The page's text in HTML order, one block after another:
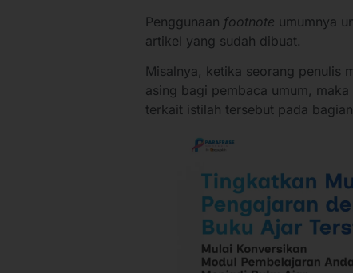
Penggunaan footnote umumnya
artikel yang sudah dibuat.
Misalnya, ketika seorang penulis
asing bagi pembaca umum,
terkait istilah tersebut pada